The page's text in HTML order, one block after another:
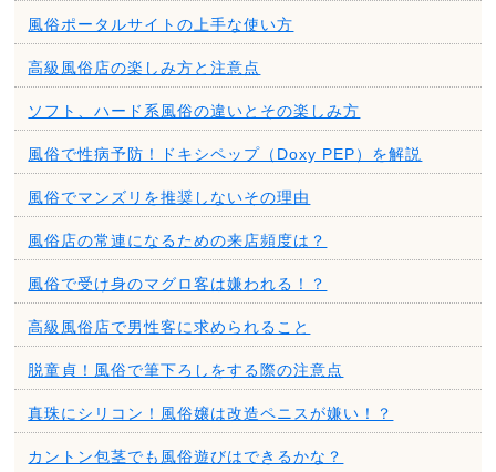
風俗ポータルサイトの上手な使い方
高級風俗店の楽しみ方と注意点
ソフト、ハード系風俗の違いとその楽しみ方
風俗で性病予防！ドキシペップ（Doxy PEP）を解説
風俗でマンズリを推奨しないその理由
風俗店の常連になるための来店頻度は？
風俗で受け身のマグロ客は嫌われる！？
高級風俗店で男性客に求められること
脱童貞！風俗で筆下ろしをする際の注意点
真珠にシリコン！風俗嬢は改造ペニスが嫌い！？
カントン包茎でも風俗遊びはできるかな？